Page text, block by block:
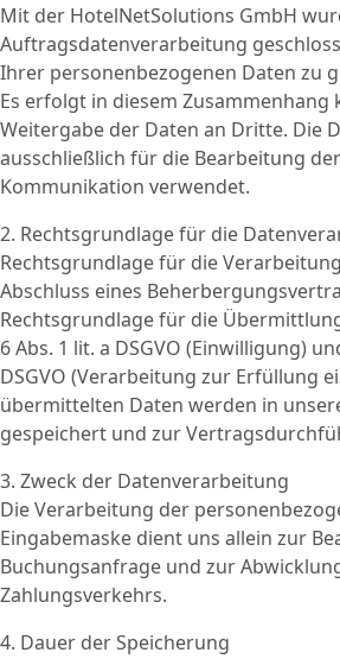
Mit der HotelNetSolutions GmbH
Auftragsdatenverarbeitung
Ihrer personenbezogenen Daten zu
Es erfolgt in diesem Zusammenhang
Weitergabe der Daten an Dritte. Die
ausschließlich für die Bearbeitung
Kommunikation verwendet.
2. Rechtsgrundlage für die
Rechtsgrundlage für die
Abschluss eines
Rechtsgrundlage für die
6 Abs. 1 lit. a DSGVO (Einwilligung)
DSGVO (Verarbeitung zur Erfüllung
übermittelten Daten werden in
gespeichert und zur
3. Zweck der Datenverarbeitung
Die Verarbeitung der
Eingabemaske dient uns allein zur
Buchungsanfrage und zur
Zahlungsverkehrs.
4. Dauer der Speicherung